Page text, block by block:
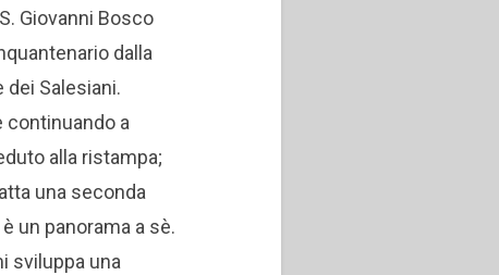
Giovanni Bosco
dalla
dei Salesiani.
continuando a
alla ristampa;
una seconda
un panorama a sè.
sviluppa una